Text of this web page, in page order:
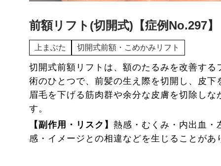
前額リフト(切開式)【症例No.297】
上まぶた 切開式前額・こめかみリフト
切開式前額リフトは、額のたるみを改善する
術のひとつで、前髪の生え際を切開し、皮下
眉毛を下げる筋肉群や余分な皮膚を切除しな
す。
【副作用・リスク】 熱感・むくみ・内出血・
感・イメージとの相違などを生じることがあ